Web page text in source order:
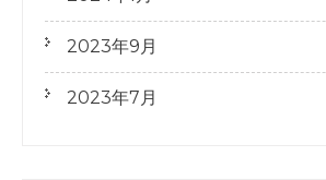
2023年9月
2023年7月